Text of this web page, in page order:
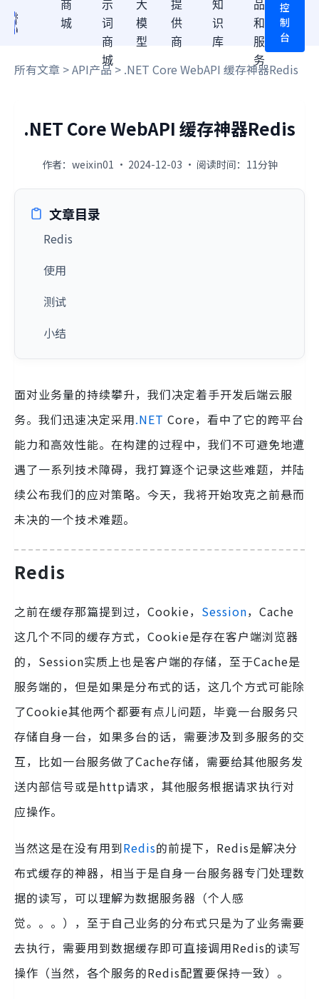
商
城
示
词
商
城
大
模
型
提
供
商
知
识
库
品
和
服
务
控
制
台
所有文章 >API产品> .NET Core WebAPI 缓存神器Redis
.NET Core WebAPI 缓存神器Redis
作者：weixin01 · 2024-12-03 · 阅读时间：11分钟
文章目录
Redis
使用
测试
小结
面对业务量的持续攀升，我们决定着手开发后端云服
务。我们迅速决定采用.NET Core，看中了它的跨平台
能力和高效性能。在构建的过程中，我们不可避免地遭
遇了一系列技术障碍，我打算逐个记录这些难题，并陆
续公布我们的应对策略。今天，我将开始攻克之前悬而
未决的一个技术难题。
Redis
之前在缓存那篇提到过，Cookie， Session，Cache
这几个不同的缓存方式，Cookie是存在客户端浏览器
的，Session实质上也是客户端的存储，至于Cache是
服务端的，但是如果是分布式的话，这几个方式可能除
了Cookie其他两个都要有点儿问题，毕竟一台服务只
存储自身一台，如果多台的话，需要涉及到多服务的交
互，比如一台服务做了Cache存储，需要给其他服务发
送内部信号或是http请求，其他服务根据请求执行对
应操作。
当然这是在没有用到Redis的前提下，Redis是解决分
布式缓存的神器，相当于是自身一台服务器专门处理数
据的读写，可以理解为数据服务器（个人感
觉。。。），至于自己业务的分布式只是为了业务需要
去执行，需要用到数据缓存即可直接调用Redis的读写
操作（当然，各个服务的Redis配置要保持一致）。